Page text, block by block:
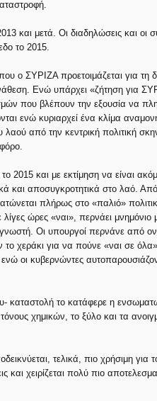
και μετά. Οι διαδηλώσεις και οι
το 2015.
ο ΣΥΡΙΖΑ προετοιμάζεται για
Ενώ υπάρχει «ζήτηση για
που βλέπουν την εξουσία να
ενώ κυριαρχεί ένα κλίμα
από την κεντρική πολιτική
2015 και με εκτίμηση να είναι
και αποσυγκροτητικά στο λαό.
πλήρως στο «παλιό»
λίγες ώρες «ναι», περνάει
Οι υπουργοί περνάνε από
χεράκι για να πούνε «ναι σε
οι κυβερνώντες
καταστολή το κατάφερε η
χημικών, το ξύλο και τα
τελικά, πιο χρήσιμη για
και χειρίζεται πολύ πιο